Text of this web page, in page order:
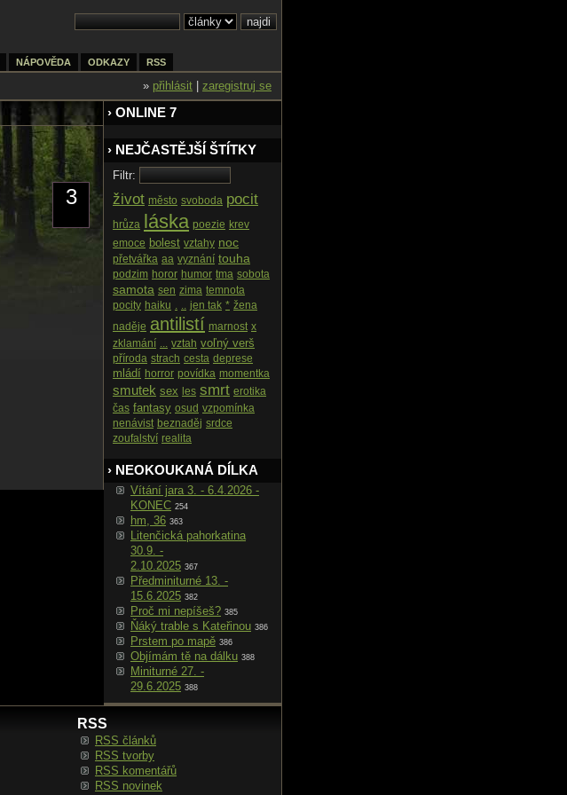
NÁPOVĚDA ODKAZY RSS
» přihlásit zaregistruj se
3
› ONLINE 7
› NEJČASTĚJŠÍ ŠTÍTKY
Filtr:
život město svoboda pocit
hrůza láska poezie krev
emoce bolest vztahy noc
přetvářka aa vyznání touha
podzim horor humor tma sobota
samota sen zima temnota
pocity haiku . .. jen tak * žena
naděje antilistí marnost x
zklamání ... vztah voľný verš
příroda strach cesta deprese
mládí horror povídka momentka
smutek sex les smrt erotika
čas fantasy osud vzpomínka
nenávist beznaděj srdce
zoufalství realita
› NEOKOUKANÁ DÍLKA
Vítání jara 3. - 6.4.2026 -
KONEC 254
hm, 36 363
Litenčická pahorkatina
30.9. -
2.10.2025 367
Předminiturné 13. -
15.6.2025 382
Proč mi nepíšeš? 385
Ňáký trable s Kateřinou 386
Prstem po mapě 386
Objímám tě na dálku 388
Miniturné 27. -
29.6.2025 388
RSS
RSS článků
RSS tvorby
RSS komentářů
RSS novinek